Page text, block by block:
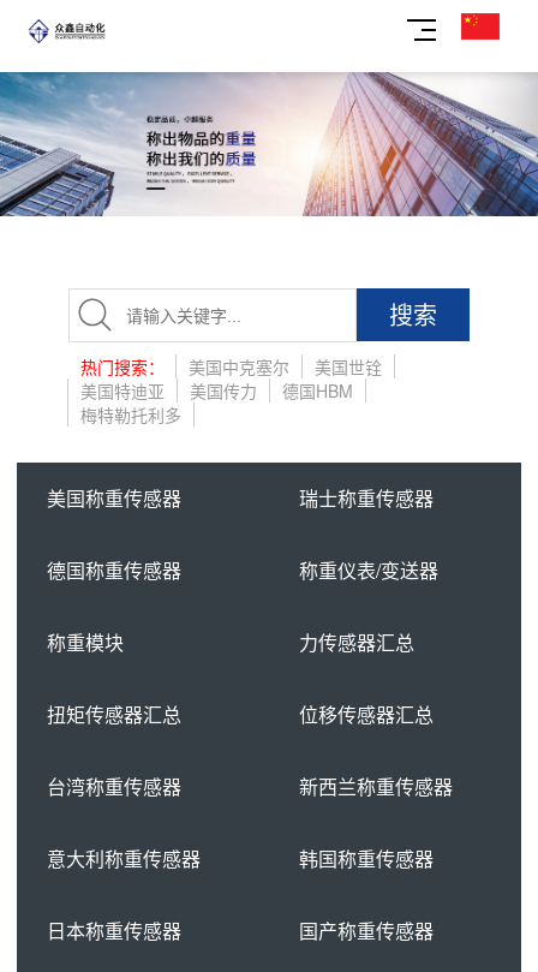
搜索
热门搜索： 美国中克塞尔
美国世铨
美国特迪亚
美国传力
德国HBM
梅特勒托利多
美国称重传感器 瑞士称重传感器
德国称重传感器 称重仪表/变送器
称重模块 力传感器汇总
扭矩传感器汇总 位移传感器汇总
台湾称重传感器 新西兰称重传感器
意大利称重传感器 韩国称重传感器
日本称重传感器 国产称重传感器